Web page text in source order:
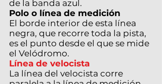
de la banda azul.
Polo o línea de medición
El borde interior de esta línea
negra, que recorre toda la pista,
es el punto desde el que se mide
el Velódromo.
Línea de velocista
La línea del velocista corre